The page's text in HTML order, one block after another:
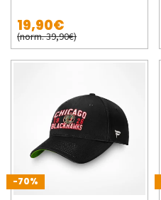
19,90€
(norm. 39,90€)
-70%